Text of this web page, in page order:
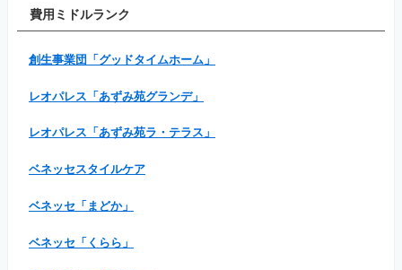
費用ミドルランク
創生事業団「グッドタイムホーム」
レオパレス「あずみ苑グランデ」
レオパレス「あずみ苑ラ・テラス」
ベネッセスタイルケア
ベネッセ「まどか」
ベネッセ「くらら」